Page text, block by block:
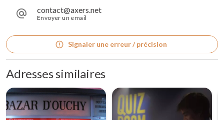
contact@axers.net
Envoyer un email
Signaler une erreur / précision
Adresses similaires